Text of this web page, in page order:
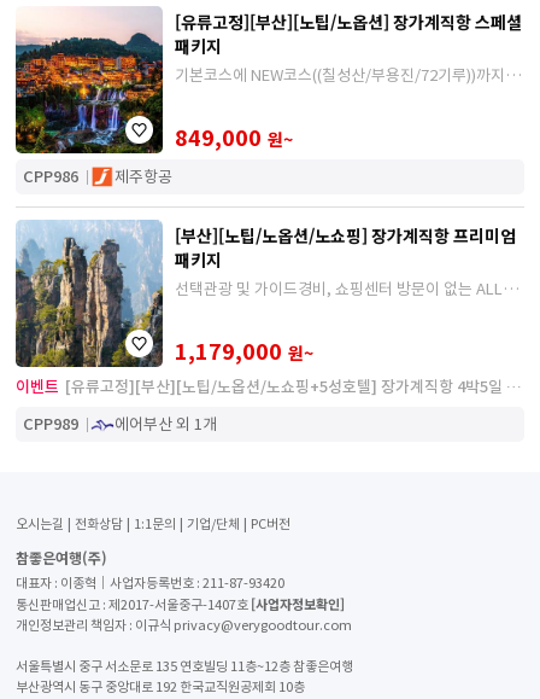
[유류고정][부산][노팁/노옵션] 장가계직항 스페셜
패키지
기본코스에 NEW코스((칠성산/부용진/72기루))까지,
849,000 원~
CPP986 제주항공
[부산][노팁/노옵션/노쇼핑] 장가계직항 프리미엄
패키지
선택관광 및 가이드경비, 쇼핑센터 방문이 없는 ALL포
1,179,000 원~
이벤트 [유류고정][부산][노팁/노옵션/노쇼핑+5성호텔] 장가계직항 4박5일 칠
성산/부용진/원가계/공중정원/쇼
CPP989 에어부산 외 1개
오시는길 전화상담 1:1문의 기업/단체 PC버전
참좋은여행(주)
대표자 : 이종혁│사업자등록번호 : 211-87-93420
통신판매업신고 : 제2017-서울중구-1407호 [사업자정보확인]
개인정보관리 책임자 : 이규식 privacy@verygoodtour.com
서울특별시 중구 서소문로 135 연호빌딩 11층~12층 참좋은여행
부산광역시 동구 중앙대로 192 한국교직원공제회 10층